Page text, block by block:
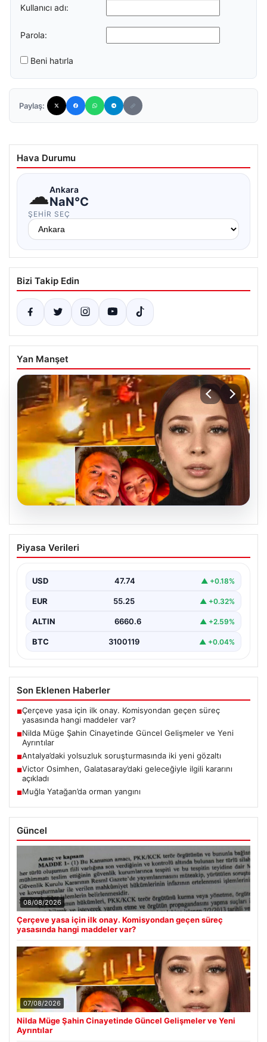
Kullanıcı adı:
Parola:
Beni hatırla
Paylaş:
Hava Durumu
☁Ankara
NaN°C
ŞEHIR SEÇ
Bizi Takip Edin
Yan Manşet
07.08.2026
Nilda Müge Şahin Cinayetinde Güncel
Gelişmeler ve Yeni Ayrıntılar
kadının hayatını kaybetmesine neden olan trajik…
Piyasa Verileri
USD 47.74 ▲ +0.18%
EUR 55.25 ▲ +0.32%
ALTIN 6660.6 ▲ +2.59%
BTC 3100119 ▲ +0.04%
Son Eklenen Haberler
■Çerçeve yasa için ilk onay. Komisyondan geçen süreç
yasasında hangi maddeler var?
■Nilda Müge Şahin Cinayetinde Güncel Gelişmeler ve Yeni
Ayrıntılar
■Antalya’daki yolsuzluk soruşturmasında iki yeni gözaltı
■Victor Osimhen, Galatasaray’daki geleceğiyle ilgili kararını
açıkladı
■Muğla Yatağan’da orman yangını
Güncel
08/08/2026
Çerçeve yasa için ilk onay. Komisyondan geçen süreç
yasasında hangi maddeler var?
07/08/2026
Nilda Müge Şahin Cinayetinde Güncel Gelişmeler ve Yeni
Ayrıntılar